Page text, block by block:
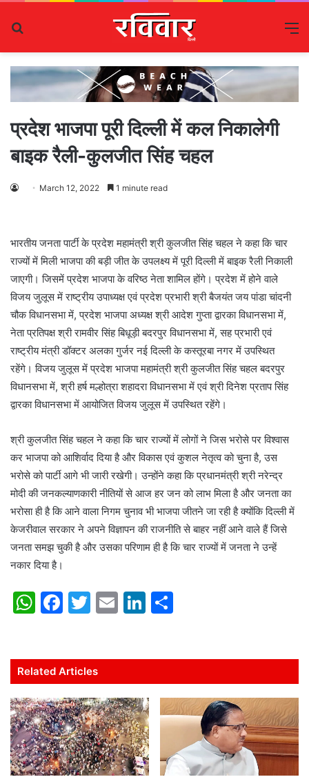
प्रदेश भाजपा पूरी दिल्ली में कल निकालेगी
बाइक रैली-कुलजीत सिंह चहल
March 12, 2022 1 minute read
भारतीय जनता पार्टी के प्रदेश महामंत्री श्री कुलजीत सिंह चहल ने कहा कि चार
राज्यों में मिली भाजपा की बड़ी जीत के उपलक्ष्य में पूरी दिल्ली में बाइक रैली निकाली
जाएगी। जिसमें प्रदेश भाजपा के वरिष्ठ नेता शामिल होंगे। प्रदेश में होने वाले
विजय जुलूस में राष्ट्रीय उपाध्यक्ष एवं प्रदेश प्रभारी श्री बैजयंत जय पांडा चांदनी
चौक विधानसभा में, प्रदेश भाजपा अध्यक्ष श्री आदेश गुप्ता द्वारका विधानसभा में,
नेता प्रतिपक्ष श्री रामवीर सिंह बिधूड़ी बदरपुर विधानसभा में, सह प्रभारी एवं
राष्ट्रीय मंत्री डॉक्टर अलका गुर्जर नई दिल्ली के कस्तूरबा नगर में उपस्थित
रहेंगे। विजय जुलूस में प्रदेश भाजपा महामंत्री श्री कुलजीत सिंह चहल बदरपुर
विधानसभा में, श्री हर्ष मल्होत्रा शहादरा विधानसभा में एवं श्री दिनेश प्रताप सिंह
द्वारका विधानसभा में आयोजित विजय जुलूस में उपस्थित रहेंगे।
श्री कुलजीत सिंह चहल ने कहा कि चार राज्यों में लोगों ने जिस भरोसे पर विश्वास
कर भाजपा को आशिर्वाद दिया है और विकास एवं कुशल नेतृत्व को चुना है, उस
भरोसे को पार्टी आगे भी जारी रखेगी। उन्होंने कहा कि प्रधानमंत्री श्री नरेन्द्र
मोदी की जनकल्याणकारी नीतियों से आज हर जन को लाभ मिला है और जनता का
भरोसा ही है कि आने वाला निगम चुनाव भी भाजपा जीतने जा रही है क्योंकि दिल्ली में
केजरीवाल सरकार ने अपने विज्ञापन की राजनीति से बाहर नहीं आने वाले हैं जिसे
जनता समझ चुकी है और उसका परिणाम ही है कि चार राज्यों में जनता ने उन्हें
नकार दिया है।
W
s
A
p
p
F
e
b
o
o
k
T
er
E
l
Li
e
dI
n
e
Related Articles